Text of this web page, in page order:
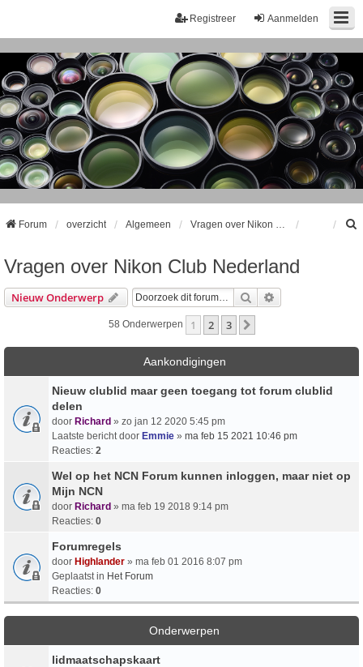
Aanmelden
Registreer
Forum overzicht Algemeen
Vragen over Nikon Club Nederland
Nieuw Onderwerp Zoek
58 Onderwerpen 1 2 3
Aankondigingen
Nieuw clublid maar geen toegang tot forum clublid
delen
door Richard » zo jan 12 2020 5:45 pm
Laatste bericht door Emmie » ma feb 15 2021 10:46 pm
Reacties: 2
Wel op het NCN Forum kunnen inloggen, maar niet op
Mijn NCN
door Richard » ma feb 19 2018 9:14 pm
Reacties: 0
Forumregels
door Highlander » ma feb 01 2016 8:07 pm
Geplaatst in Het Forum
Reacties: 0
Onderwerpen
lidmaatschapskaart